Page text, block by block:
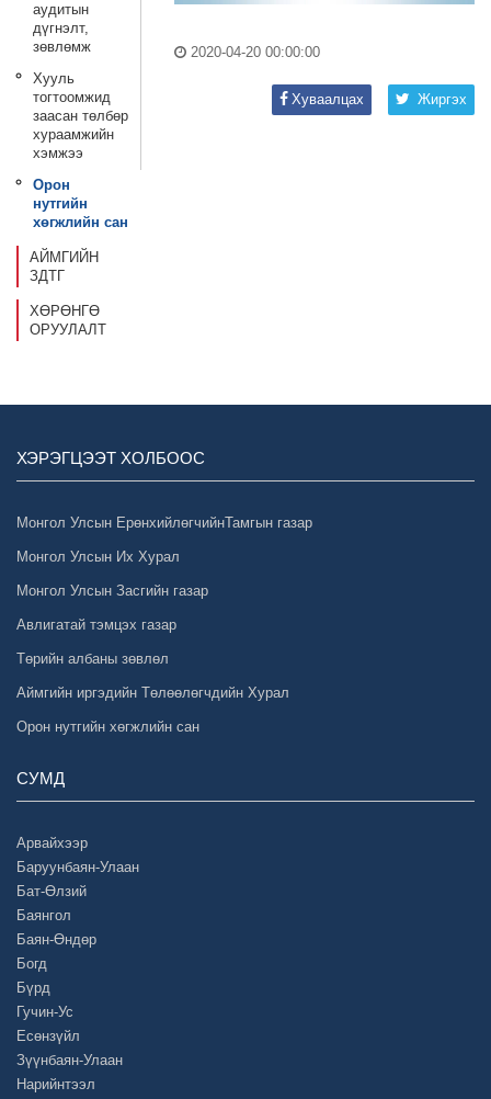
аудитын
дүгнэлт,
зөвлөмж
Хууль
тогтоомжид
заасан төлбөр
хураамжийн
хэмжээ
Орон
нутгийн
хөгжлийн сан
АЙМГИЙН
ЗДТГ
ХӨРӨНГӨ
ОРУУЛАЛТ
2020-04-20 00:00:00
Жиргэх
Хуваалцах
ХЭРЭГЦЭЭТ ХОЛБООС
Монгол Улсын ЕрөнхийлөгчийнТамгын газар
Монгол Улсын Их Хурал
Монгол Улсын Засгийн газар
Авлигатай тэмцэх газар
Төрийн албаны зөвлөл
Аймгийн иргэдийн Төлөөлөгчдийн Хурал
Орон нутгийн хөгжлийн сан
СУМД
Арвайхээр
Баруунбаян-Улаан
Бат-Өлзий
Баянгол
Баян-Өндөр
Богд
Бүрд
Гучин-Ус
Есөнзүйл
Зүүнбаян-Улаан
Нарийнтээл